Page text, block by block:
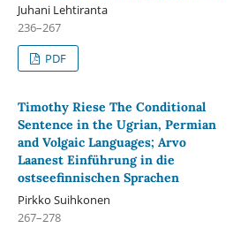
Juhani Lehtiranta
236–267
PDF
Timothy Riese The Conditional
Sentence in the Ugrian, Permian
and Volgaic Languages; Arvo
Laanest Einführung in die
ostseefinnischen Sprachen
Pirkko Suihkonen
267–278